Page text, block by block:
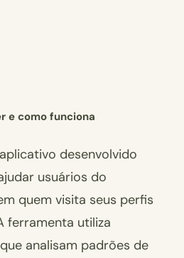
e como funciona
desenvolvido
usuários do
quem visita seus perfis
ferramenta utiliza
analisam padrões de